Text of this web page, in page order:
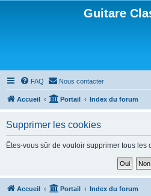
Guitare
FAQ Nous contacter
Accueil Portail Index du forum
Supprimer les cookies
Êtes-vous sûr de vouloir supprimer tous les
Accueil Portail Index du forum